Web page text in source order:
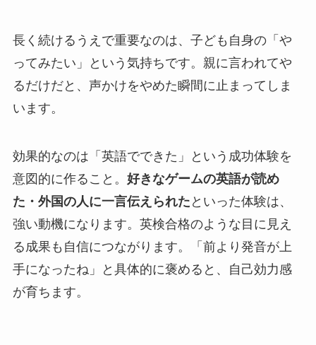
長く続けるうえで重要なのは、子ども自身の「や
ってみたい」という気持ちです。親に言われてや
るだけだと、声かけをやめた瞬間に止まってしま
います。
効果的なのは「英語でできた」という成功体験を
意図的に作ること。 好きなゲームの英語が読め
た・外国の人に一言伝えられた といった体験は、
強い動機になります。英検合格のような目に見え
る成果も自信につながります。「前より発音が上
手になったね」と具体的に褒めると、自己効力感
が育ちます。